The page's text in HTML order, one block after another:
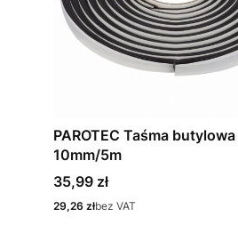
PAROTEC Taśma butylowa
10mm/5m
Cena
35,99 zł
Cena
29,26 złbez VAT